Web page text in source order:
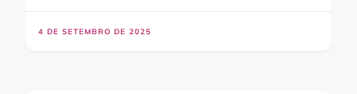
4 DE SETEMBRO DE 2025